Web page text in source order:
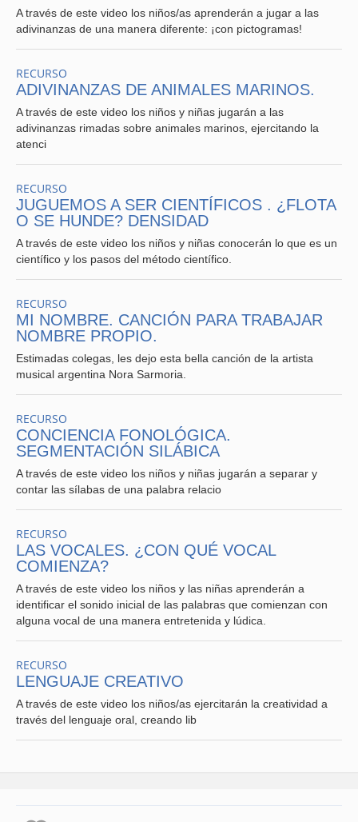
A través de este video los niños/as aprenderán a jugar a las
adivinanzas de una manera diferente: ¡con pictogramas!
RECURSO
ADIVINANZAS DE ANIMALES MARINOS.
A través de este video los niños y niñas jugarán a las
adivinanzas rimadas sobre animales marinos, ejercitando la
atenci
RECURSO
JUGUEMOS A SER CIENTÍFICOS . ¿FLOTA
O SE HUNDE? DENSIDAD
A través de este video los niños y niñas conocerán lo que es un
científico y los pasos del método científico.
RECURSO
MI NOMBRE. CANCIÓN PARA TRABAJAR
NOMBRE PROPIO.
Estimadas colegas, les dejo esta bella canción de la artista
musical argentina Nora Sarmoria.
RECURSO
CONCIENCIA FONOLÓGICA.
SEGMENTACIÓN SILÁBICA
A través de este video los niños y niñas jugarán a separar y
contar las sílabas de una palabra relacio
RECURSO
LAS VOCALES. ¿CON QUÉ VOCAL
COMIENZA?
A través de este video los niños y las niñas aprenderán a
identificar el sonido inicial de las palabras que comienzan con
alguna vocal de una manera entretenida y lúdica.
RECURSO
LENGUAJE CREATIVO
A través de este video los niños/as ejercitarán la creatividad a
través del lenguaje oral, creando lib